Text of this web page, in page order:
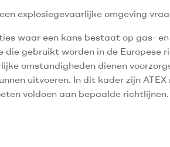
explosiegevaarlijke omgeving
waar een kans bestaat op gas-
die gebruikt worden in de
omstandigheden dienen
uitvoeren. In dit kader zijn
voldoen aan bepaalde richtlijnen.